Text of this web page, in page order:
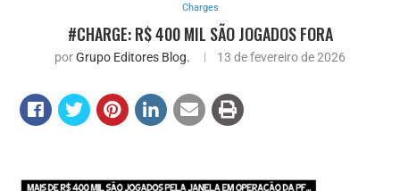
Charges
#CHARGE: R$ 400 MIL SÃO JOGADOS FORA
porGrupo Editores Blog. 13 de fevereiro de 2026